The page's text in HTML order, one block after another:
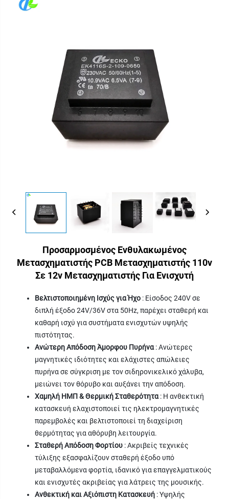
Προσαρμοσμένος Ενθυλακωμένος
Μετασχηματιστής PCB Μετασχηματιστής 110v
Σε 12v Μετασχηματιστής Για Ενισχυτή
Βελτιστοποιημένη Ισχύς για Ήχο : Είσοδος 240V σε
διπλή έξοδο 24V/36V στα 50Hz, παρέχει σταθερή και
καθαρή ισχύ για συστήματα ενισχυτών υψηλής
πιστότητας.
Ανώτερη Απόδοση Άμορφου Πυρήνα: Ανώτερες
μαγνητικές ιδιότητες και ελάχιστες απώλειες
πυρήνα σε σύγκριση με τον σιδηρονικελικό χάλυβα,
μειώνει τον θόρυβο και αυξάνει την απόδοση.
Χαμηλή ΗΜΠ & Θερμική Σταθερότητα: Η ανθεκτική
κατασκευή ελαχιστοποιεί τις ηλεκτρομαγνητικές
παρεμβολές και βελτιστοποιεί τη διαχείριση
θερμότητας για αθόρυβη λειτουργία.
Σταθερή Απόδοση Φορτίου : Ακριβείς τεχνικές
τύλιξης εξασφαλίζουν σταθερή έξοδο υπό
μεταβαλλόμενα φορτία, ιδανικό για επαγγελματικούς
και ενισχυτές ακριβείας για λάτρεις της μουσικής.
Ανθεκτική και Αξιόπιστη Κατασκευή : Υψηλής